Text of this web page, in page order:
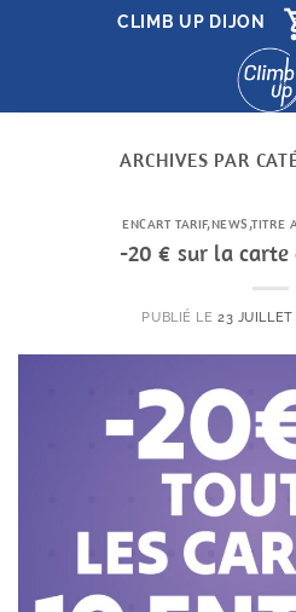
CLIMB UP DIJON
ARCHIVES PAR
ENCART TARIF,NEWS ,TITRE
-20 € sur la carte
PUBLIÉ LE23